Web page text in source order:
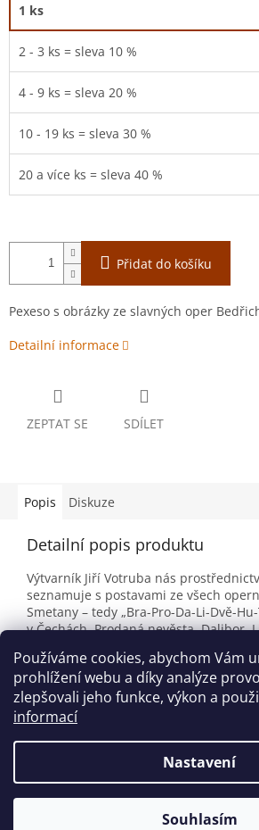
Používáme cookies, abychom Vám
prohlížení webu a díky analýze
zlepšovali jeho funkce, výkon a
informací
Nastavení
Souhlasím
1 ks
2 - 3 ks = sleva 10 %
4 - 9 ks = sleva 20 %
10 - 19 ks = sleva 30 %
20 a více ks = sleva 40 %
Přidat do košíku
Pexeso s obrázky ze slavných oper
Detailní informace
ZEPTAT SE SDÍLET
Popis Diskuze
Detailní popis produktu
Výtvarník Jiří Votruba nás
seznamuje s postavami ze všech
Smetany – tedy „Bra-Pro-Da-Li-Dvě-
v Čechách, Prodaná nevěsta, Dalibor,
přiřadit i nejslavnější árie?
Vytvořil Shoptet
houslovyklic.cz.